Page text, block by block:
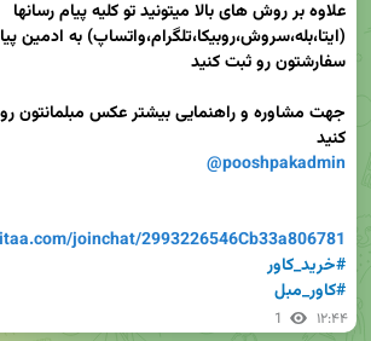
کنید
@pooshpakadmin
joinchat/2993226546Cb33a806781
#خرید_کاور
#کاور_مبل
1 ۱۲:۴۴